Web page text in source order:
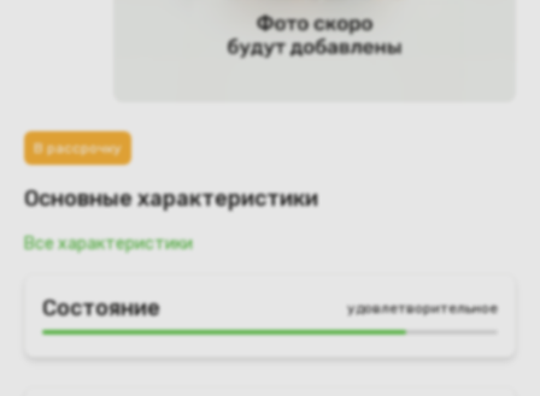
В рассрочку
Основные характеристики
Все характеристики
Состояние удовлетворительное